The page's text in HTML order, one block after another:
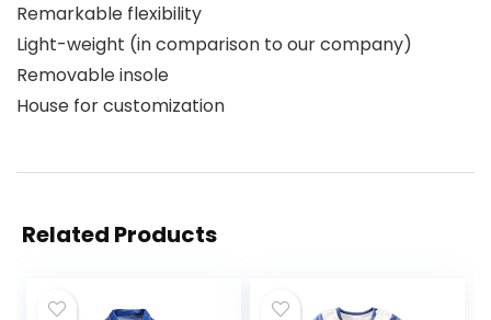
Remarkable flexibility
Light-weight (in comparison to our company)
Removable insole
House for customization
Related Products